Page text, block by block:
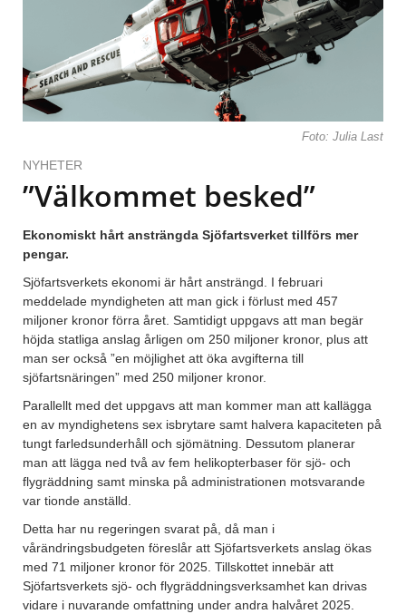
Foto: Julia Last
NYHETER
”Välkommet besked”
Ekonomiskt hårt ansträngda Sjöfartsverket tillförs mer
pengar.
Sjöfartsverkets ekonomi är hårt ansträngd. I februari
meddelade myndigheten att man gick i förlust med 457
miljoner kronor förra året. Samtidigt uppgavs att man begär
höjda statliga anslag årligen om 250 miljoner kronor, plus att
man ser också ”en möjlighet att öka avgifterna till
sjöfartsnäringen” med 250 miljoner kronor.
Parallellt med det uppgavs att man kommer man att kallägga
en av myndighetens sex isbrytare samt halvera kapaciteten på
tungt farledsunderhåll och sjömätning. Dessutom planerar
man att lägga ned två av fem helikopterbaser för sjö- och
flygräddning samt minska på administrationen motsvarande
var tionde anställd.
Detta har nu regeringen svarat på, då man i
vårändringsbudgeten föreslår att Sjöfartsverkets anslag ökas
med 71 miljoner kronor för 2025. Tillskottet innebär att
Sjöfartsverkets sjö- och flygräddningsverksamhet kan drivas
vidare i nuvarande omfattning under andra halvåret 2025.